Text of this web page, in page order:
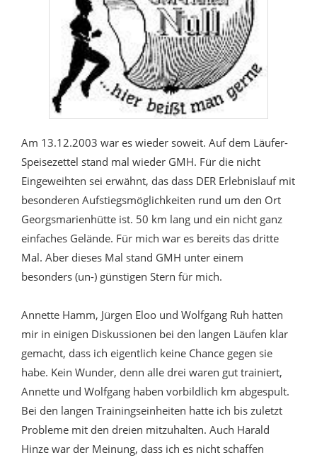
Am 13.12.2003 war es wieder soweit. Auf dem Läufer-
Speisezettel stand mal wieder GMH. Für die nicht
Eingeweihten sei erwähnt, das dass DER Erlebnislauf mit
besonderen Aufstiegsmöglichkeiten rund um den Ort
Georgsmarienhütte ist. 50 km lang und ein nicht ganz
einfaches Gelände. Für mich war es bereits das dritte
Mal. Aber dieses Mal stand GMH unter einem
besonders (un-) günstigen Stern für mich.
Annette Hamm, Jürgen Eloo und Wolfgang Ruh hatten
mir in einigen Diskussionen bei den langen Läufen klar
gemacht, dass ich eigentlich keine Chance gegen sie
habe. Kein Wunder, denn alle drei waren gut trainiert,
Annette und Wolfgang haben vorbildlich km abgespult.
Bei den langen Trainingseinheiten hatte ich bis zuletzt
Probleme mit den dreien mitzuhalten. Auch Harald
Hinze war der Meinung, dass ich es nicht schaffen